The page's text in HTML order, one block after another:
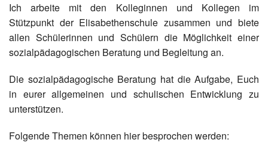
Ich arbeite mit den Kolleginnen und Kollegen im
Stützpunkt der Elisabethenschule zusammen und biete
allen Schülerinnen und Schülern die Möglichkeit einer
sozialpädagogischen Beratung und Begleitung an.
Die sozialpädagogische Beratung hat die Aufgabe, Euch
in eurer allgemeinen und schulischen Entwicklung zu
unterstützen.
Folgende Themen können hier besprochen werden: